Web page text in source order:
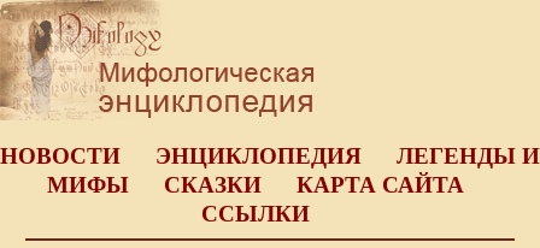
НОВОСТИ ЭНЦИКЛОПЕДИЯ
ЛЕГЕНДЫ И
МИФЫ
СКАЗКИ
КАРТА САЙТА
ССЫЛКИ